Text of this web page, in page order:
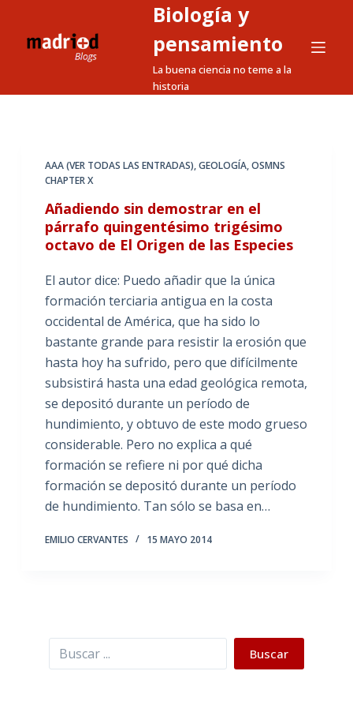
a
Biología y
pensamiento
La buena ciencia no teme a la
historia
AAA (VER TODAS LAS ENTRADAS),GEOLOGÍA,OSMNS
CHAPTER X
Añadiendo sin demostrar en el
párrafo quingentésimo trigésimo
octavo de El Origen de las Especies
El autor dice: Puedo añadir que la única
formación terciaria antigua en la costa
occidental de América, que ha sido lo
bastante grande para resistir la erosión que
hasta hoy ha sufrido, pero que difícilmente
subsistirá hasta una edad geológica remota,
se depositó durante un período de
hundimiento, y obtuvo de este modo grueso
considerable. Pero no explica a qué
formación se refiere ni por qué dicha
formación se depositó durante un período
de hundimiento. Tan sólo se basa en…
EMILIO CERVANTES 15 MAYO 2014
Buscar Buscar